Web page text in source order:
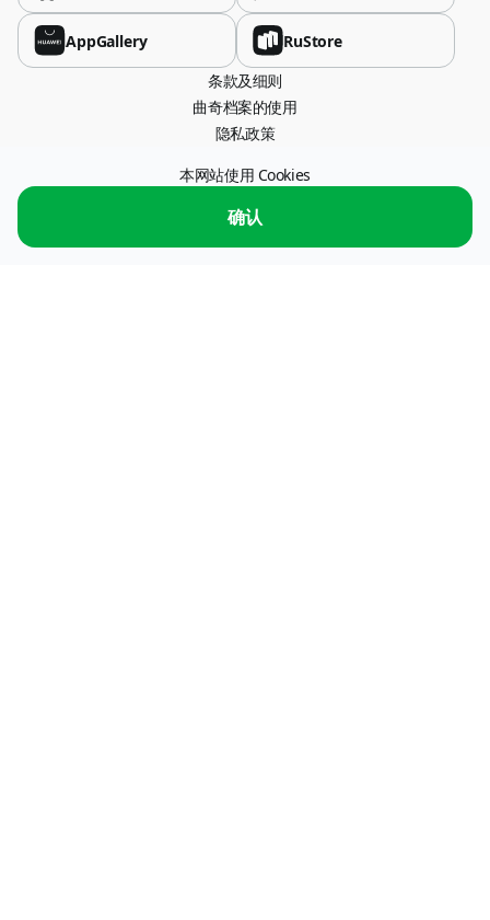
Brazil
USD
AppGallery
RuStore
条款及细则
曲奇档案的使用
隐私政策
办公室地址 115054，莫斯科，斯特雷米亚尼巷，26 号。
服务运营商："ПС ПРОЦЕССИНГ" 有限责任公司，纳税人识别号 7722773179 信
息交换服务运营商
信息交换服务的运营商
本网站使用 Cookies
确认